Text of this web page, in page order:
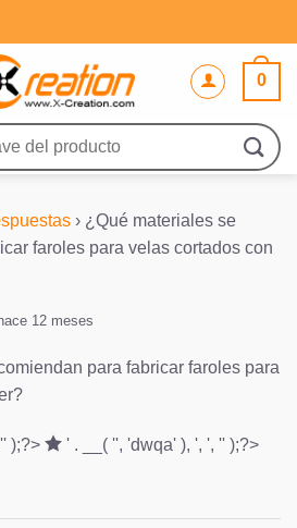
0
› ¿Qué materiales se
faroles para velas cortados con
12 meses
para fabricar faroles para
);?> ' . __( '', 'dwqa' ), ', ', '' );?>